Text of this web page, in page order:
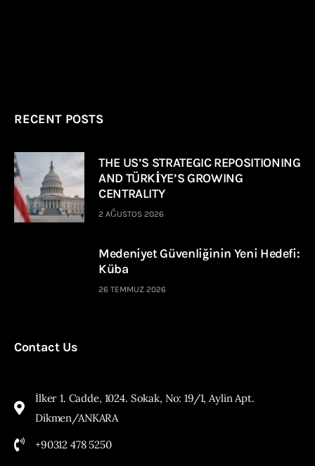
RECENT POSTS
THE US’S STRATEGIC REPOSITIONING
AND TÜRKİYE’S GROWING
CENTRALITY
2 AĞUSTOS 2026
Medeniyet Güvenliğinin Yeni Hedefi:
Küba
26 TEMMUZ 2026
Contact Us
İlker 1. Cadde, 1024. Sokak, No: 19/1, Aylin Apt.
Dikmen/ANKARA
+90312 478 5250